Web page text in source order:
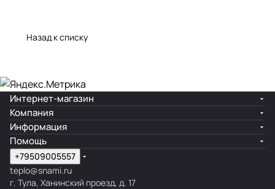
Назад к списку
Интернет-магазин
Компания
Информация
Помощь
+79509005557
teplo@snami.ru
г. Тула, Ханинский проезд, д. 17